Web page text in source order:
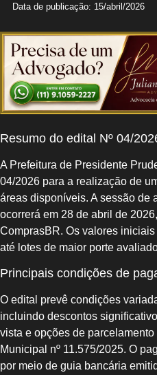
Data de publicação: 15/abril/2026
Resumo do edital Nº 04/
A Prefeitura de Presidente
04/2026 para a realização de
áreas disponíveis. A sessão de
ocorrerá em 28 de abril de
ComprasBR. Os valores
até lotes de maior porte
Principais condições de
O edital prevê condições
incluindo descontos
vista e opções de
Municipal nº 11.575/2025. O
por meio de guia bancária